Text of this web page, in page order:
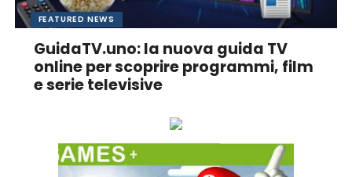
FEATURED NEWS
GuidaTV.uno: la nuova guida TV
online per scoprire programmi, film
e serie televisive